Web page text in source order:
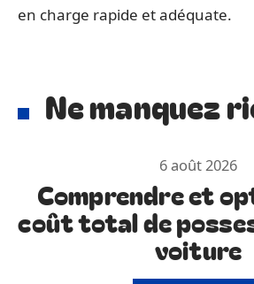
en charge rapide et adéquate.
Ne manquez
6 août 2026
Comprendre et
coût total de
voiture